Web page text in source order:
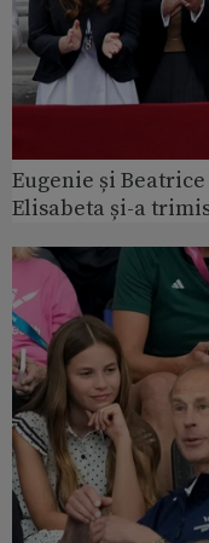
Eugenie și
Elisabeta și-a